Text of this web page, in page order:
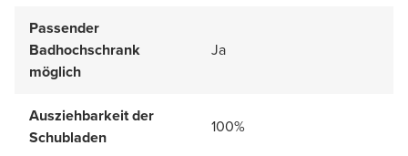
Passender
Badhochschrank
möglich
Ja
Ausziehbarkeit der
Schubladen
100%